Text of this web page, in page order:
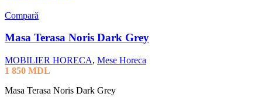
Compară
Masa Terasa Noris Dark Grey
MOBILIER HORECA, Mese Horeca
1 850 MDL
Masa Terasa Noris Dark Grey